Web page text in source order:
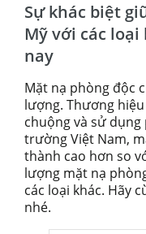
Sự khác biệt
Mỹ với các
nay
Mặt nạ phòng độc
lượng. Thương
chuộng và sử
trường Việt Nam,
thành cao hơn so
lượng mặt nạ
các loại khác. Hãy
nhé.